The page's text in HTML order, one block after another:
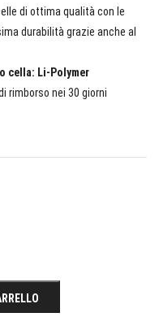
di ottima qualità con le
durabilità grazie anche al
cella: Li-Polymer
rimborso nei 30 giorni